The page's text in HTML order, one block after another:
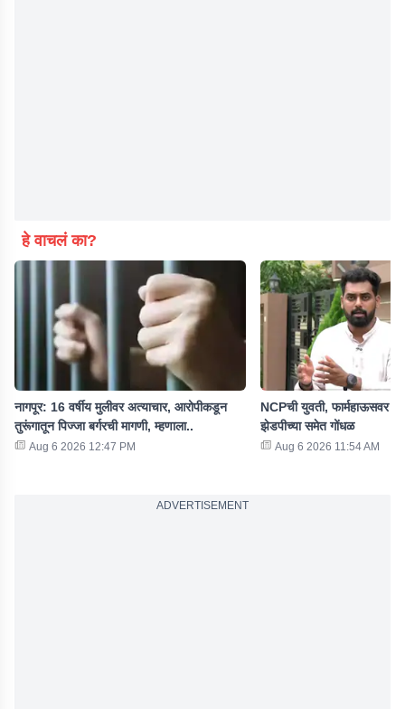
हे वाचलं का?
नागपूर: 16 वर्षीय मुलीवर अत्याचार, आरोपीकडून
तुरूंगातून पिज्जा बर्गरची मागणी, म्हणाला..
Aug 6 2026 12:47 PM
NCPची युवती, फार्महाऊसवर
झेडपीच्या समेत गोंधळ
Aug 6 2026 11:54 AM
ADVERTISEMENT